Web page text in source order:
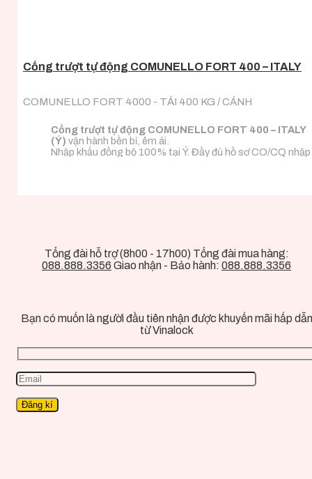
Cổng trượt tự động COMUNELLO FORT 400 – ITALY
COMUNELLO FORT 4000 - TẢI 400 KG / CÁNH
Cổng trượt tự động COMUNELLO FORT 400 – ITALY
(Ý) vận hành bền bỉ, êm ái.
Nhập khẩu đồng bộ 100% tại Ý. Đầy đủ hồ sơ CO/CQ nhập
Tổng đài hỗ trợ (8h00 - 17h00) Tổng đài mua hàng:
088.888.3356 Giao nhận - Bảo hành: 088.888.3356
Bạn có muốn là người đầu tiên nhận được khuyến mãi hấp dẫn
từ Vinalock